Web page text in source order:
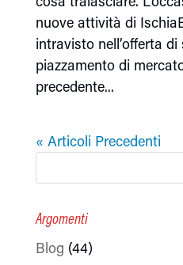
nuove attività di
intravisto nell’offerta
piazzamento di
precedente...
« Articoli Precedenti
Argomenti
Blog (44)